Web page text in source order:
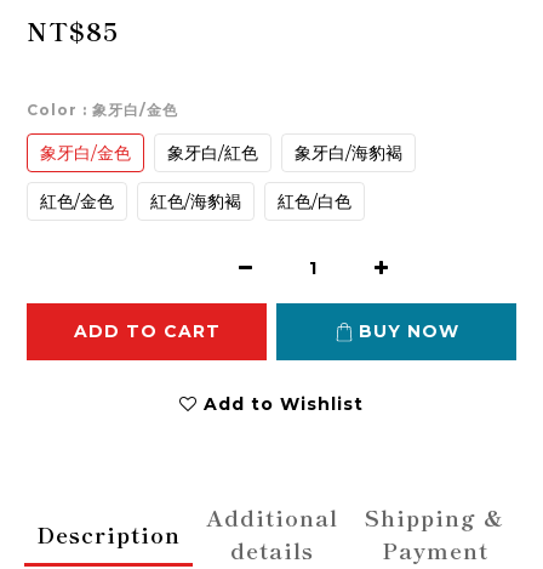
NT$85
Color : 象牙白/金色
象牙白/金色 象牙白/紅色 象牙白/海豹褐
紅色/金色 紅色/海豹褐 紅色/白色
ADD TO CART BUY NOW
Add to Wishlist
Description
Additional
details
Shipping &
Payment